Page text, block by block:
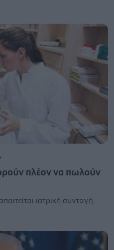
πλέον να πωλούν
ιατρική συνταγή.